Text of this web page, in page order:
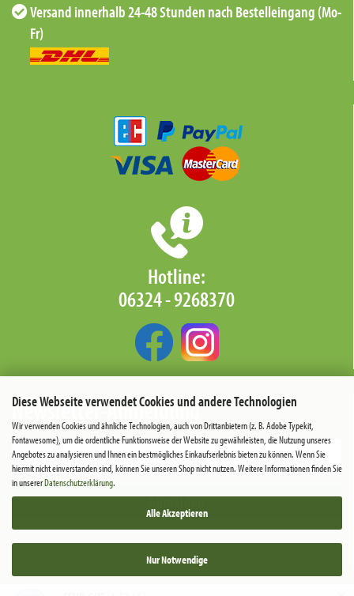
Diese Webseite verwendet Cookies und andere Technologien
Wir verwenden Cookies und ähnliche Technologien, auch von Drittanbietern (z. B. Adobe Typekit,
Fontawesome), um die ordentliche Funktionsweise der Website zu gewährleisten, die Nutzung unseres
Angebotes zu analysieren und Ihnen ein bestmögliches Einkaufserlebnis bieten zu können. Wenn Sie
hiermit nicht einverstanden sind, können Sie unseren Shop nicht nutzen. Weitere Informationen finden Sie
in unsererDatenschutzerklärung.
Alle Akzeptieren
Nur Notwendige
Versand innerhalb 24-48 Stunden nach Bestelleingang (Mo-
Fr)
Hotline:
06324 - 9268370‬
Newsletter-Anmeldung
Anmelden